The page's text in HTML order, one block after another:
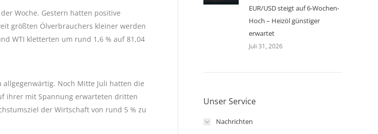
Woche. Gestern hatten positive
größten Ölverbrauchers kleiner werden
WTI kletterten um rund 1,6 % auf 81,04
Noch Mitte Juli hatten die
ihrer mit Spannung erwarteten dritten
der Wirtschaft von rund 5 % zu
EUR/USD steigt auf 6-Wochen-
Hoch – Heizöl günstiger
erwartet
Juli 31, 2026
Unser Service
Nachrichten